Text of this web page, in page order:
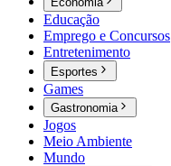
Educação
Emprego e Concursos
Entretenimento
Esportes
Games
Gastronomia
Jogos
Meio Ambiente
Mundo